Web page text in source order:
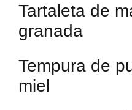
Tartaleta de
granada
Tempura de
miel